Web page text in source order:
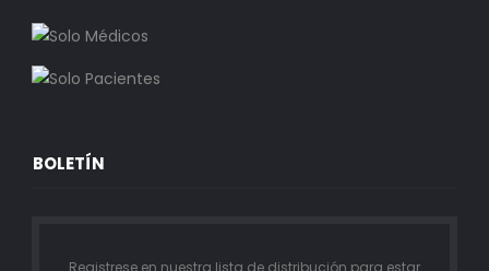
BOLETÍN
Registrese en nuestra lista de distribución para estar